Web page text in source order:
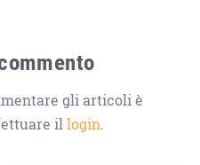
gli articoli è
illogin.